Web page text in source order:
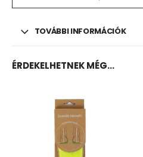
TOVÁBBI INFORMÁCIÓK
ÉRDEKELHETNEK MÉG…